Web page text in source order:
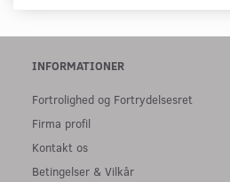
INFORMATIONER
Fortrolighed og Fortrydelsesret
Firma profil
Kontakt os
Betingelser & Vilkår